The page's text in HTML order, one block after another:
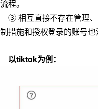
流程。
③ 相互直接不存在管理、
制措施和授权登录的账号也
以tiktok为例：